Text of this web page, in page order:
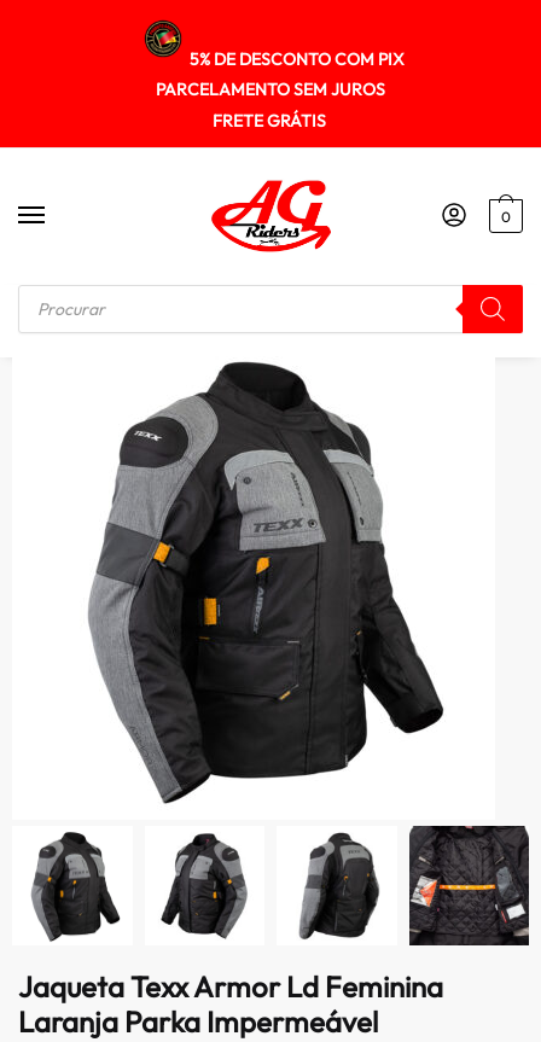
5% DE DESCONTO COM PIX
PARCELAMENTO SEM JUROS
FRETE GRÁTIS
0
Início / JAQUETA Jaqueta Texx Armor Ld Feminina Laranja Parka Impermeável
Jaqueta Texx Armor Ld Feminina
Laranja Parka Impermeável